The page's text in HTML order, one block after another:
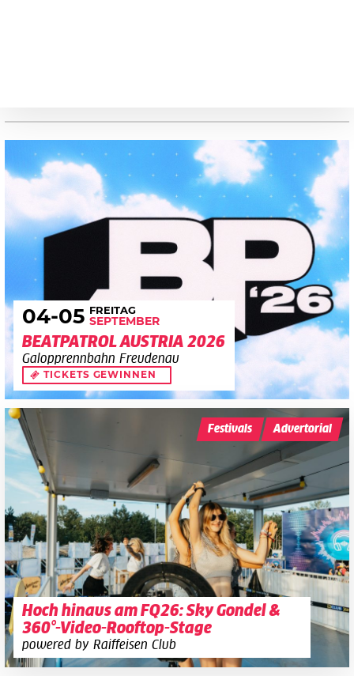
04-05 FREITAG
SEPTEMBER
BEATPATROL AUSTRIA 2026
Galopprennbahn Freudenau
TICKETS GEWINNEN
Hoch hinaus am FQ26: Sky Gondel &
360°-Video-Rooftop-Stage
powered by Raiffeisen Club
Festivals Advertorial